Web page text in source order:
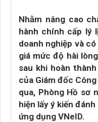
Nhằm nâng cao
hành chính cấp lý
doanh nghiệp và
giá mức độ hài
sau khi hoàn
của Giám đốc
qua, Phòng Hồ sơ
hiện lấy ý kiến
ứng dụng VNeID.